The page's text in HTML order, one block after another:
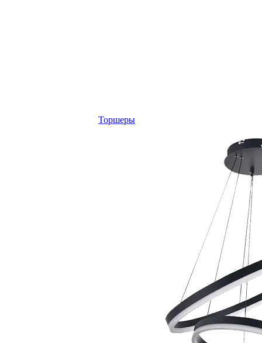
Торшеры